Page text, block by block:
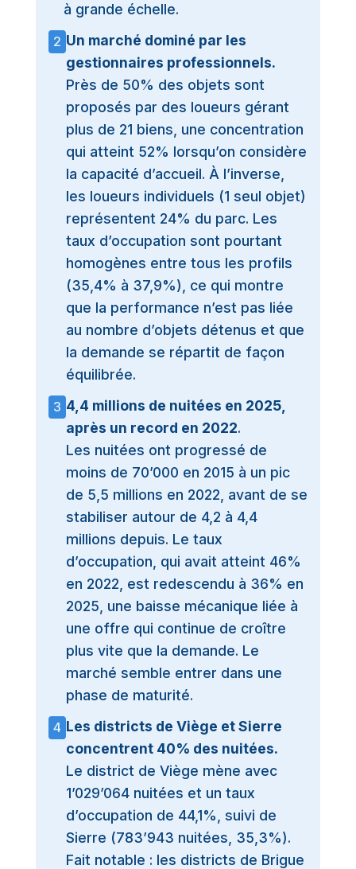
à grande échelle.
2 Un marché dominé par les
gestionnaires professionnels.
Près de 50% des objets sont
proposés par des loueurs gérant
plus de 21 biens, une concentration
qui atteint 52% lorsqu’on considère
la capacité d’accueil. À l’inverse,
les loueurs individuels (1 seul objet)
représentent 24% du parc. Les
taux d’occupation sont pourtant
homogènes entre tous les profils
(35,4% à 37,9%), ce qui montre
que la performance n’est pas liée
au nombre d’objets détenus et que
la demande se répartit de façon
équilibrée.
3 4,4 millions de nuitées en 2025,
après un record en 2022.
Les nuitées ont progressé de
moins de 70’000 en 2015 à un pic
de 5,5 millions en 2022, avant de se
stabiliser autour de 4,2 à 4,4
millions depuis. Le taux
d’occupation, qui avait atteint 46%
en 2022, est redescendu à 36% en
2025, une baisse mécanique liée à
une offre qui continue de croître
plus vite que la demande. Le
marché semble entrer dans une
phase de maturité.
4 Les districts de Viège et Sierre
concentrent 40% des nuitées.
Le district de Viège mène avec
1’029’064 nuitées et un taux
d’occupation de 44,1%, suivi de
Sierre (783’943 nuitées, 35,3%).
Fait notable : les districts de Brigue